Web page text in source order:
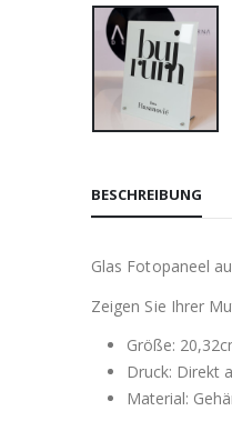
BESCHREIBUNG
Glas Fotopaneel
Zeigen Sie Ihrer
Größe:
Druck: Direkt
Material: